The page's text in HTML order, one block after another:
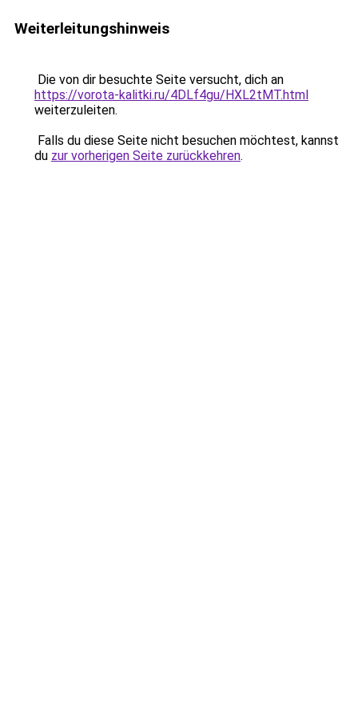
Weiterleitungshinweis
Die von dir besuchte Seite versucht, dich an
https://vorota-kalitki.ru/4DLf4gu/HXL2tMT.html
weiterzuleiten.
Falls du diese Seite nicht besuchen möchtest, kannst
du zur vorherigen Seite zurückkehren.